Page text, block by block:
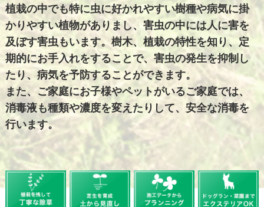
植栽の中でも特に虫に好かれやすい樹種や病気に掛
かりやすい植物がありまし、害虫の中には人に害を
及ぼす害虫もいます。樹木、植栽の特性を知り、定
期的にお手入れをすることで、害虫の発生を抑制し
たり、病気を予防することができます。
また、ご家庭にお子様やペットがいるご家庭では、
消毒液も種類や濃度を変えたりして、安全な消毒を
行います。